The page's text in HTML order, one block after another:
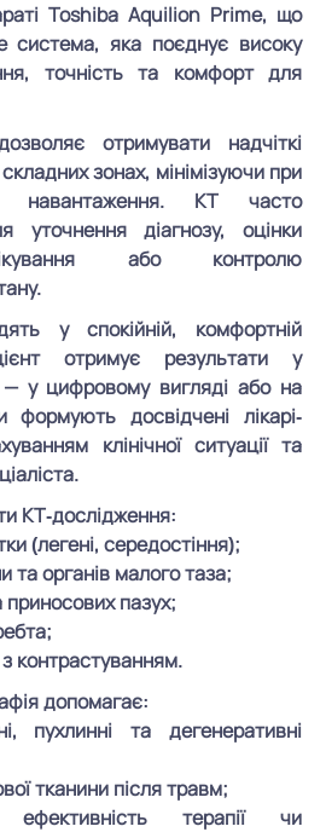
Toshiba Aquilion Prime, що
система, яка поєднує високу
точність та комфорт для
отримувати надчіткі
зонах, мінімізуючи при
навантаження. КТ часто
уточнення діагнозу, оцінки
або контролю
у спокійній, комфортній
отримує результати у
— у цифровому вигляді або на
формують досвідчені лікарі-
клінічної ситуації та
КТ-дослідження:
(легені, середостіння);
та органів малого таза;
приносових пазух;
контрастуванням.
допомагає:
пухлинні та дегенеративні
тканини після травм;
терапії чи